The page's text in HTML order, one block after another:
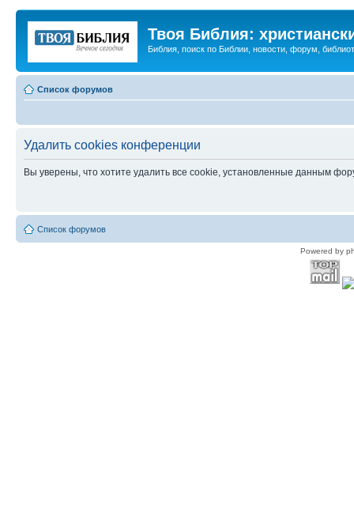
Твоя Библия:
Библия, поиск по Библии, новости, форум,
Список форумов
Удалить cookies конференции
Вы уверены, что хотите удалить все cookie, установленные данным
Список форумов
Powered by